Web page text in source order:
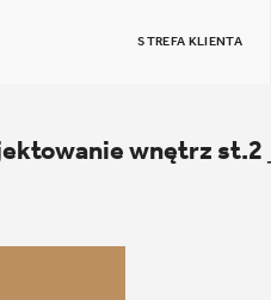
STREFA KLIENTA
wnętrz st.2 _